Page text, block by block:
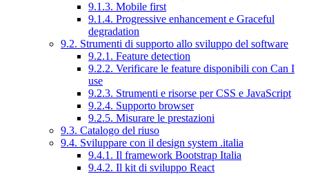
9.1.3. Mobile first
9.1.4. Progressive enhancement e Graceful
degradation
9.2. Strumenti di supporto allo sviluppo del software
9.2.1. Feature detection
9.2.2. Verificare le feature disponibili con Can I
use
9.2.3. Strumenti e risorse per CSS e JavaScript
9.2.4. Supporto browser
9.2.5. Misurare le prestazioni
9.3. Catalogo del riuso
9.4. Sviluppare con il design system .italia
9.4.1. Il framework Bootstrap Italia
9.4.2. Il kit di sviluppo React